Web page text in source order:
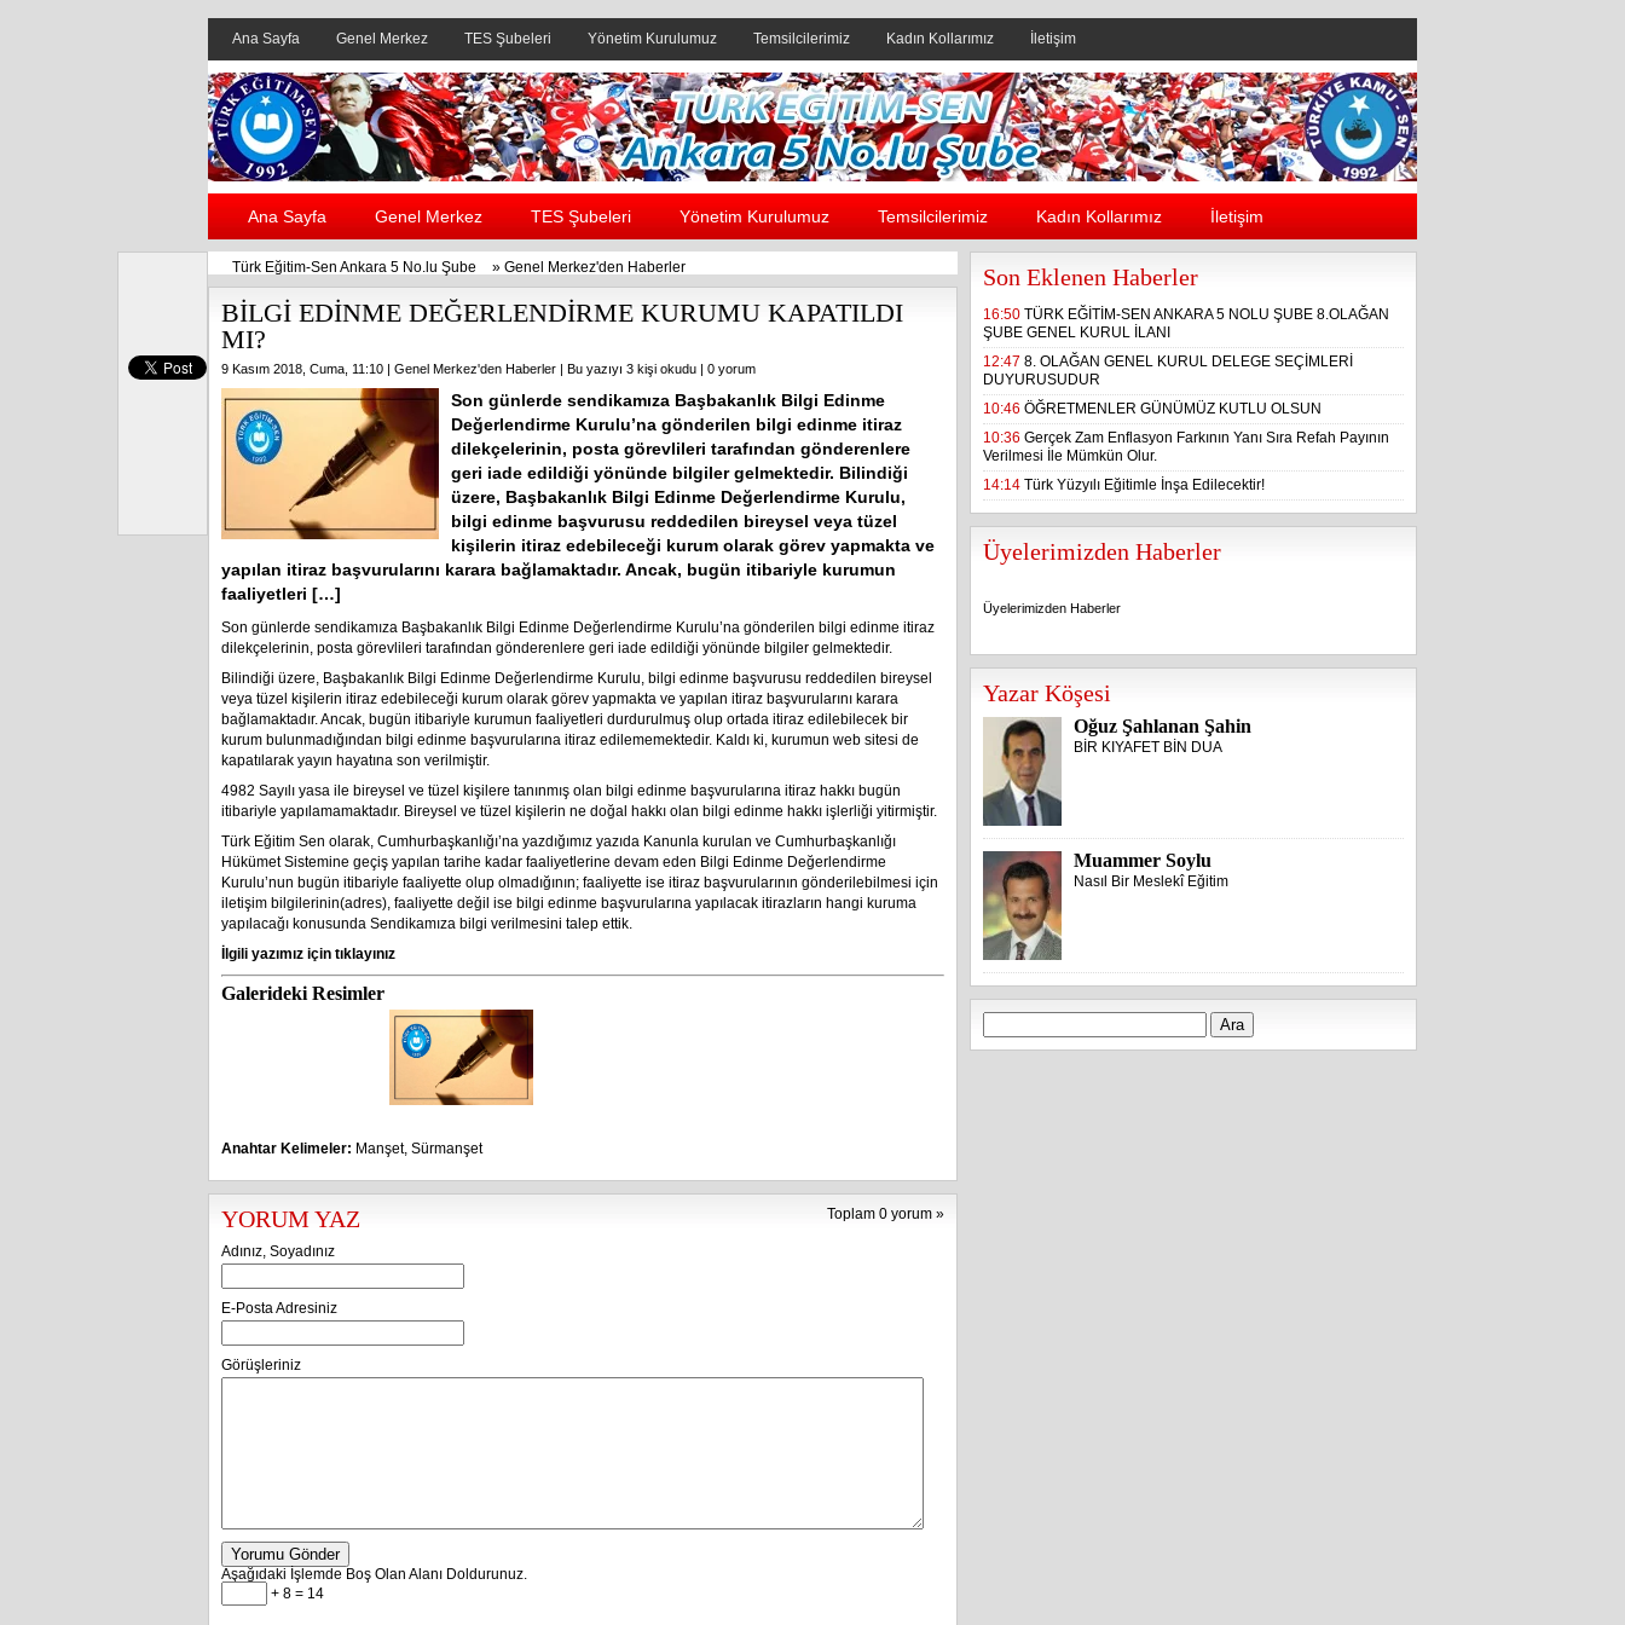
Ana Sayfa Genel Merkez TES Şubeleri Yönetim Kurulumuz Temsilcilerimiz Kadın Kollarımız İletişim
Header yanı reklam alanı
Ana Sayfa Genel Merkez TES Şubeleri Yönetim Kurulumuz Temsilcilerimiz Kadın Kollarımız İletişim
Türk Eğitim-Sen Ankara 5 No.lu Şube » Genel Merkez'den Haberler
BİLGİ EDİNME DEĞERLENDİRME KURUMU KAPATILDI
MI?
9 Kasım 2018, Cuma, 11:10 | Genel Merkez'den Haberler | Bu yazıyı 3 kişi okudu | 0 yorum
Son günlerde sendikamıza Başbakanlık Bilgi Edinme
Değerlendirme Kurulu’na gönderilen bilgi edinme itiraz
dilekçelerinin, posta görevlileri tarafından gönderenlere
geri iade edildiği yönünde bilgiler gelmektedir. Bilindiği
üzere, Başbakanlık Bilgi Edinme Değerlendirme Kurulu,
bilgi edinme başvurusu reddedilen bireysel veya tüzel
kişilerin itiraz edebileceği kurum olarak görev yapmakta ve
yapılan itiraz başvurularını karara bağlamaktadır. Ancak, bugün itibariyle kurumun
faaliyetleri […]
Son günlerde sendikamıza Başbakanlık Bilgi Edinme Değerlendirme Kurulu’na gönderilen bilgi edinme itiraz
dilekçelerinin, posta görevlileri tarafından gönderenlere geri iade edildiği yönünde bilgiler gelmektedir.
Bilindiği üzere, Başbakanlık Bilgi Edinme Değerlendirme Kurulu, bilgi edinme başvurusu reddedilen bireysel
veya tüzel kişilerin itiraz edebileceği kurum olarak görev yapmakta ve yapılan itiraz başvurularını karara
bağlamaktadır. Ancak, bugün itibariyle kurumun faaliyetleri durdurulmuş olup ortada itiraz edilebilecek bir
kurum bulunmadığından bilgi edinme başvurularına itiraz edilememektedir. Kaldı ki, kurumun web sitesi de
kapatılarak yayın hayatına son verilmiştir.
4982 Sayılı yasa ile bireysel ve tüzel kişilere tanınmış olan bilgi edinme başvurularına itiraz hakkı bugün
itibariyle yapılamamaktadır. Bireysel ve tüzel kişilerin ne doğal hakkı olan bilgi edinme hakkı işlerliği yitirmiştir.
Türk Eğitim Sen olarak, Cumhurbaşkanlığı’na yazdığımız yazıda Kanunla kurulan ve Cumhurbaşkanlığı
Hükümet Sistemine geçiş yapılan tarihe kadar faaliyetlerine devam eden Bilgi Edinme Değerlendirme
Kurulu’nun bugün itibariyle faaliyette olup olmadığının; faaliyette ise itiraz başvurularının gönderilebilmesi için
iletişim bilgilerinin(adres), faaliyette değil ise bilgi edinme başvurularına yapılacak itirazların hangi kuruma
yapılacağı konusunda Sendikamıza bilgi verilmesini talep ettik.
İlgili yazımız için tıklayınız
Galerideki Resimler
Anahtar Kelimeler: Manşet, Sürmanşet
Toplam 0 yorum »
YORUM YAZ
Adınız, Soyadınız
E-Posta Adresiniz
Görüşleriniz
Yorumu Gönder
Aşağıdaki İşlemde Boş Olan Alanı Doldurunuz.
+ 8 = 14
Son Eklenen Haberler
16:50 TÜRK EĞİTİM-SEN ANKARA 5 NOLU ŞUBE 8.OLAĞAN
ŞUBE GENEL KURUL İLANI
12:47 8. OLAĞAN GENEL KURUL DELEGE SEÇİMLERİ
DUYURUSUDUR
10:46 ÖĞRETMENLER GÜNÜMÜZ KUTLU OLSUN
10:36 Gerçek Zam Enflasyon Farkının Yanı Sıra Refah Payının
Verilmesi İle Mümkün Olur.
14:14 Türk Yüzyılı Eğitimle İnşa Edilecektir!
Üyelerimizden Haberler
Üyelerimizden Haberler
Yazar Köşesi
Oğuz Şahlanan Şahin
BİR KIYAFET BİN DUA
Muammer Soylu
Nasıl Bir Meslekî Eğitim
Arama: